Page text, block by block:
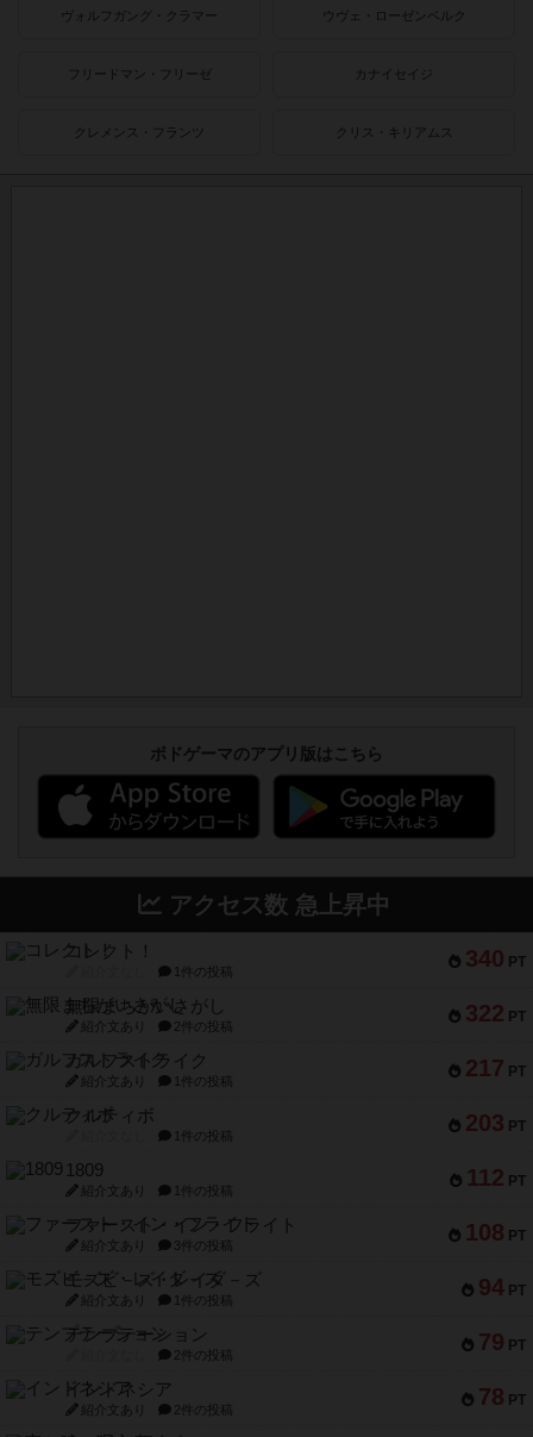
ヴォルフガング・クラマー ウヴェ・ローゼンベルク
フリードマン・フリーゼ カナイセイジ
クレメンス・フランツ クリス・キリアムス
ボドゲーマのアプリ版はこちら
アクセス数 急上昇中
340 PT
コレクト！
1件の投稿
322 PT
無限まちがいさがし
紹介文あり 2件の投稿
217 PT
ガルフストライク
紹介文あり 1件の投稿
203 PT
クルティボ
1件の投稿
112 PT
1809
紹介文あり 1件の投稿
108 PT
ファースト・イン・フライト
紹介文あり 3件の投稿
94 PT
モズビ－ズ・レイダ－ズ
紹介文あり 1件の投稿
79 PT
テンプテーション
2件の投稿
78 PT
インドネシア
紹介文あり 2件の投稿